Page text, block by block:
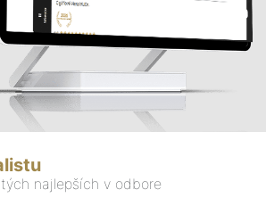
najlepších v odbore